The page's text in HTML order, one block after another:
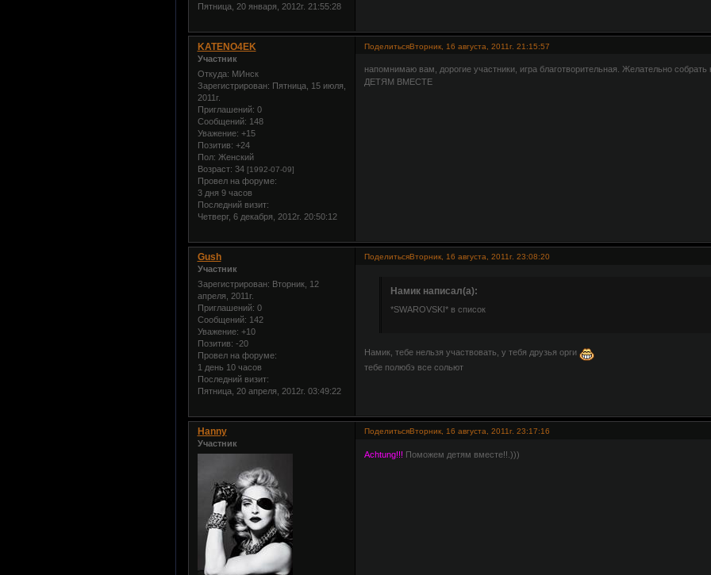
Пятница, 20 января, 2012г. 21:55:28
ПоделитьсяВторник, 16 августа, 2011г. 21:15:57
KATENO4EK
Участник
Откуда: МИнск
Зарегистрирован: Пятница, 15 июля,
2011г.
Приглашений: 0
Сообщений: 148
Уважение: +15
Позитив: +24
Пол: Женский
Возраст: 34 [1992-07-09]
Провел на форуме:
3 дня 9 часов
Последний визит:
Четверг, 6 декабря, 2012г. 20:50:12
напомнимаю вам, дорогие участники, игра благотворительная. Желательно
ДЕТЯМ ВМЕСТЕ
ПоделитьсяВторник, 16 августа, 2011г. 23:08:20
Gush
Участник
Зарегистрирован: Вторник, 12
апреля, 2011г.
Приглашений: 0
Сообщений: 142
Уважение: +10
Позитив: -20
Провел на форуме:
1 день 10 часов
Последний визит:
Пятница, 20 апреля, 2012г. 03:49:22
Намик написал(а):
*SWAROVSKI* в список
Намик, тебе нельзя участвовать, у тебя друзья орги
тебе полюбэ все сольют
ПоделитьсяВторник, 16 августа, 2011г. 23:17:16
Hanny
Участник
Achtung!!! Поможем детям вместе!!.)))